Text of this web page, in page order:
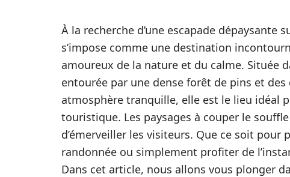
À la recherche d’une escapade dépaysante
s’impose comme une destination
amoureux de la nature et du calme. Située
entourée par une dense forêt de pins et
atmosphère tranquille, elle est le lieu idéal
touristique. Les paysages à couper le
d’émerveiller les visiteurs. Que ce soit pour
randonnée ou simplement profiter de
Dans cet article, nous allons vous plonger